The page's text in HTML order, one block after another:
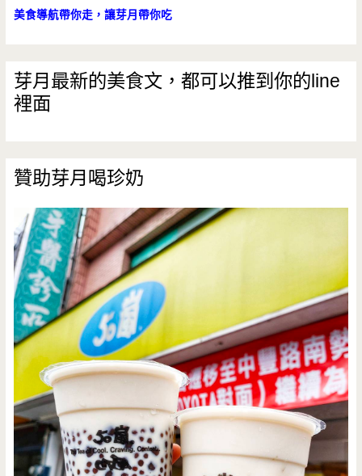
美食導航帶你走，讓芽月帶你吃
芽月最新的美食文，都可以推到你的line
裡面
贊助芽月喝珍奶